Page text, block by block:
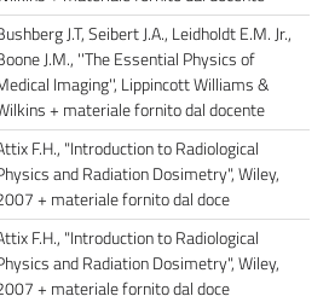
J.T, Seibert J.A., Leidholdt E.M. Jr.,
J.M., ''The Essential Physics of
Imaging'', Lippincott Williams &
+ materiale fornito dal docente
F.H., "Introduction to Radiological
and Radiation Dosimetry", Wiley,
+ materiale fornito dal doce
F.H., "Introduction to Radiological
and Radiation Dosimetry", Wiley,
+ materiale fornito dal doce